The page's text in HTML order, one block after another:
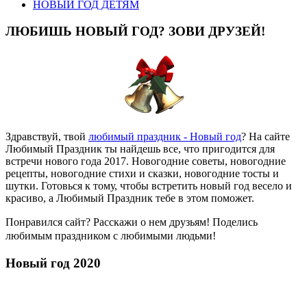
НОВЫЙ ГОД ДЕТЯМ
ЛЮБИШЬ НОВЫЙ ГОД? ЗОВИ ДРУЗЕЙ!
Здравствуй, твой любимый праздник - Новый год? На сайте
Любимый Праздник ты найдешь все, что пригодится для
встречи нового года 2017. Новогодние советы, новогодние
рецепты, новогодние стихи и сказки, новогодние тосты и
шутки. Готовься к тому, чтобы встретить новый год весело и
красиво, а Любимый Праздник тебе в этом поможет.
Понравился сайт? Расскажи о нем друзьям! Поделись
любимым праздником с любимыми людьми!
Новый год 2020